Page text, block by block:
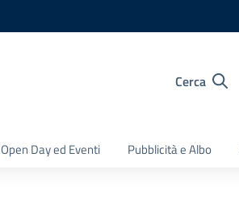
Cerca
Open Day ed Eventi Pubblicità e Albo